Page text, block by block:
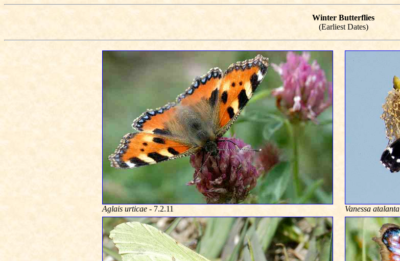
Winter Butterflies
(Earliest Dates)
Aglais urticae - 7.2.11 Vanessa atalanta